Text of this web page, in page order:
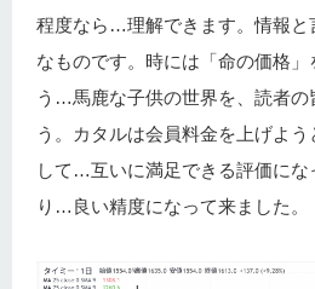
程度なら…理解できます。情報と
なものです。時には「命の価格」
う…馬鹿な子供の世界を、読者の
う。カタルは会員料金を上げよう
して…互いに満足できる評価にな
り…良い精度になって来ました。